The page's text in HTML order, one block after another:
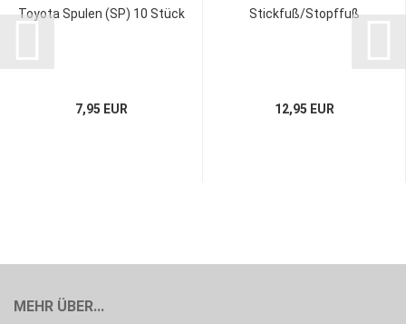
Toyota Spulen (SP) 10 Stück
7,95 EUR
Stickfuß/Stopffuß
12,95 EUR
MEHR ÜBER...